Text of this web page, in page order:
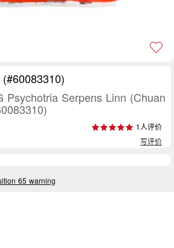
Psychotria Serpens Linn (Chuan
1人评价
写评价
65 warning